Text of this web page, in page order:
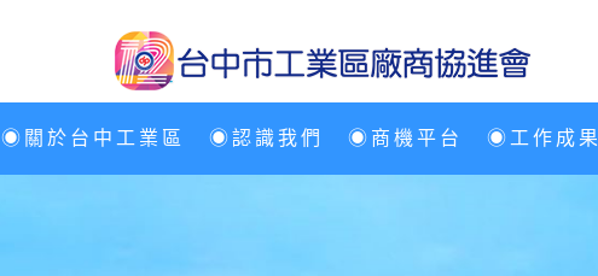
◉關於台中工業區 ◉認識我們 ◉商機平台 ◉工作成果